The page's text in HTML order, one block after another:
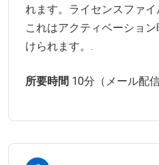
れます。ライセンスファイ
これはアクティベーショ
けられます。.
所要時間 10分（メール配